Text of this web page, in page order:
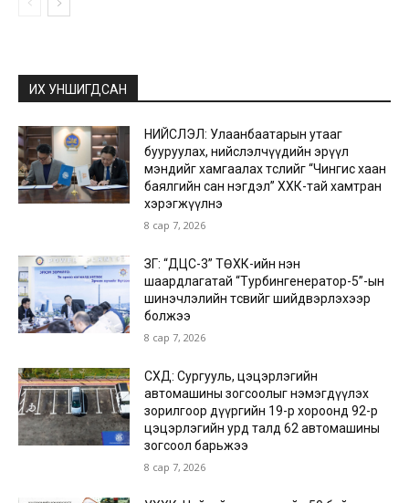
ИХ УНШИГДСАН
НИЙСЛЭЛ: Улаанбаатарын утааг
бууруулах, нийслэлчүүдийн эрүүл
мэндийг хамгаалах төслийг “Чингис хаан
баялгийн сан нэгдэл” ХХК-тай хамтран
хэрэгжүүлнэ
8 сар 7, 2026
ЗГ: “ДЦС-3” ТӨХК-ийн нэн
шаардлагатай “Турбингенератор-5”-ын
шинэчлэлийн төсвийг шийдвэрлэхээр
болжээ
8 сар 7, 2026
СХД: Сургууль, цэцэрлэгийн
автомашины зогсоолыг нэмэгдүүлэх
зорилгоор дүүргийн 19-р хороонд 92-р
цэцэрлэгийн урд талд 62 автомашины
зогсоол барьжээ
8 сар 7, 2026